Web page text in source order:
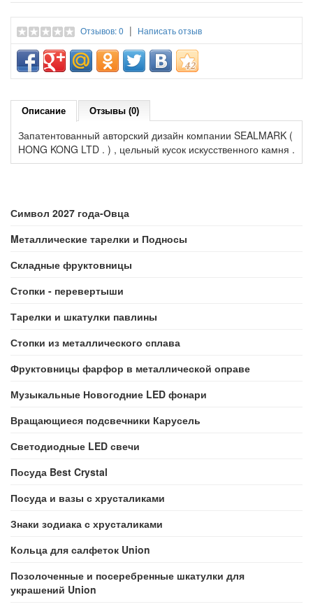
Символ 2027 года-Овца
Mеталлические тарелки и Подносы
Складные фруктовницы
Стопки - перевертыши
Тарелки и шкатулки павлины
Стопки из металлического сплава
Фруктовницы фарфор в металлической оправе
Музыкальные Новогодние LED фонари
Вращающиеся подсвечники Карусель
Светодиодные LED свечи
Посуда Best Crystal
Посуда и вазы с хрусталиками
Знаки зодиака с хрусталиками
Кольца для салфеток Union
Позолоченные и посеребренные шкатулки для
украшений Union
Отзывов: 0 | Написать отзыв
Описание Отзывы (0)
Запатентованный авторский дизайн компании SEALMARK (
HONG KONG LTD . ) , цельный кусок искусственного камня .